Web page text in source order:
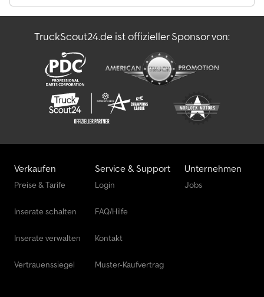
TruckScout24.de ist offizieller Sponsor von:
Verkaufen
Preise & Tarife
Inserate schalten
Inserate verwalten
Vertrauenssiegel
Service & Support
Login
FAQ/Hilfe
Kontakt
Muster-Kaufvertrag
Unternehmen
Jobs